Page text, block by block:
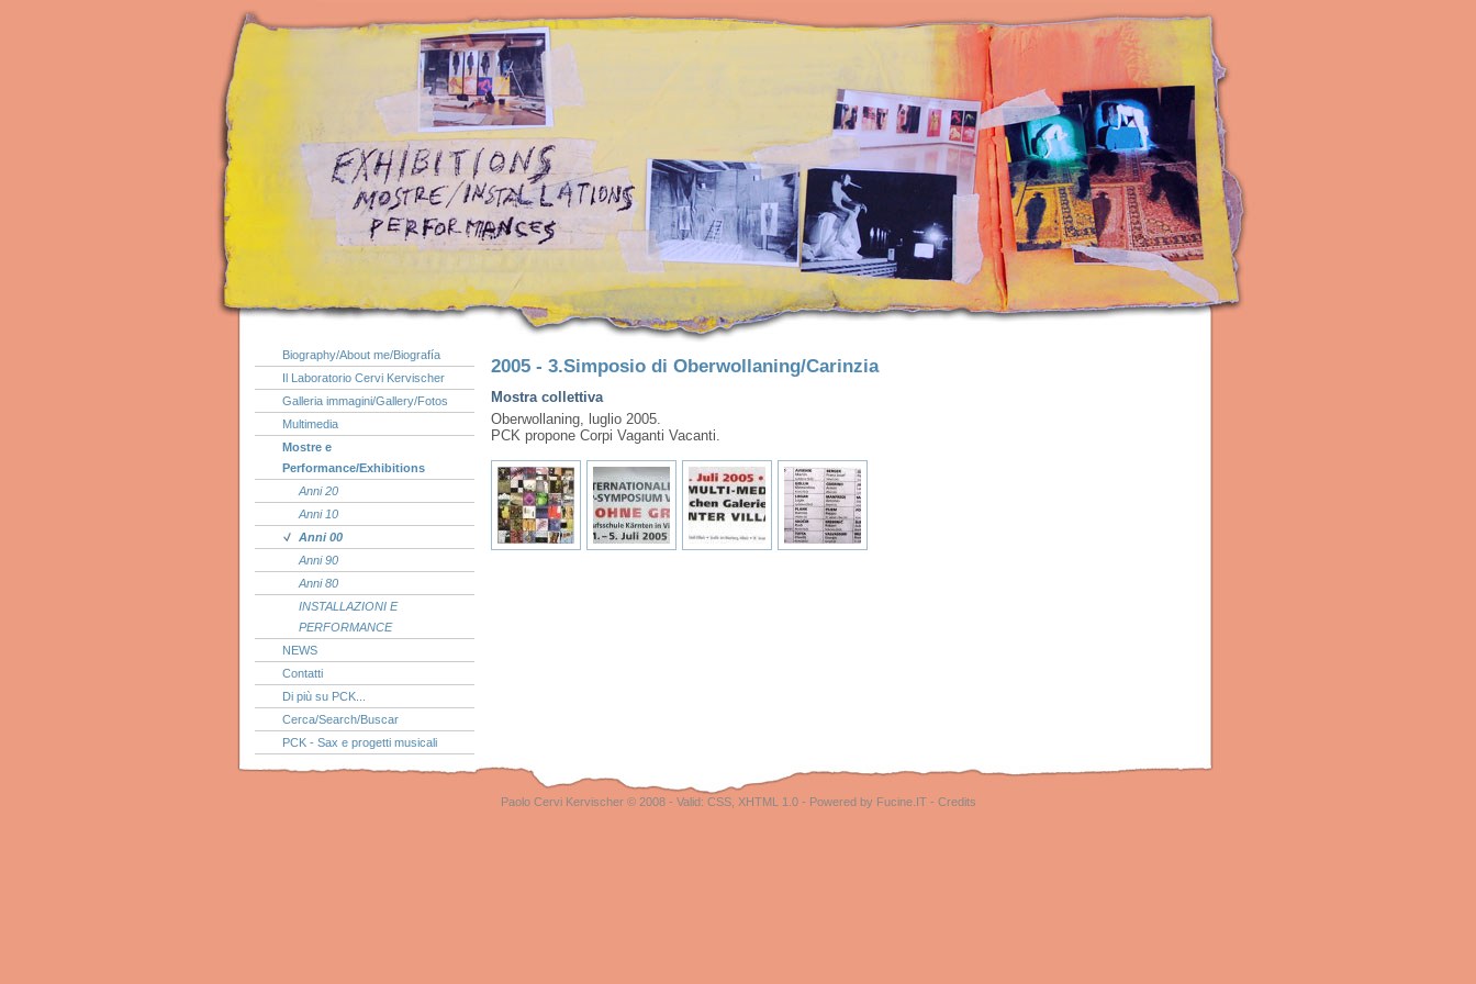
Biography/About me/Biografía
Il Laboratorio Cervi Kervischer
Galleria immagini/Gallery/Fotos
Multimedia
Mostre e
Performance/Exhibitions
Anni 20
Anni 10
Anni 00
Anni 90
Anni 80
INSTALLAZIONI E
PERFORMANCE
NEWS
Contatti
Di più su PCK...
Cerca/Search/Buscar
PCK - Sax e progetti musicali
2005 - 3.Simposio di Oberwollaning/Carinzia
Mostra collettiva
Oberwollaning, luglio 2005.
PCK propone Corpi Vaganti Vacanti.
Paolo Cervi Kervischer © 2008 - Valid: CSS, XHTML 1.0- Powered by Fucine.IT- Credits